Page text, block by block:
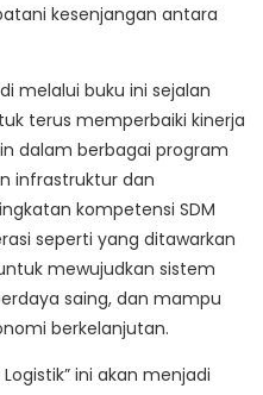
kesenjangan antara
melalui buku ini sejalan
terus memperbaiki kinerja
dalam berbagai program
infrastruktur dan
kompetensi SDM
seperti yang ditawarkan
mewujudkan sistem
saing, dan mampu
berkelanjutan.
ini akan menjadi